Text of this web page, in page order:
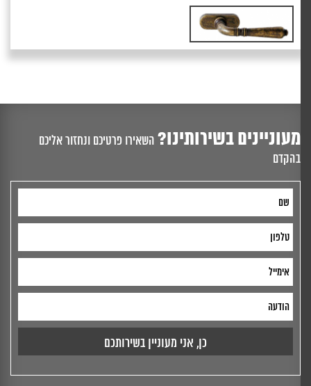
מעוניינים בשירותינו?השאירו פרטיכם ונחזור אליכם
בהקדם